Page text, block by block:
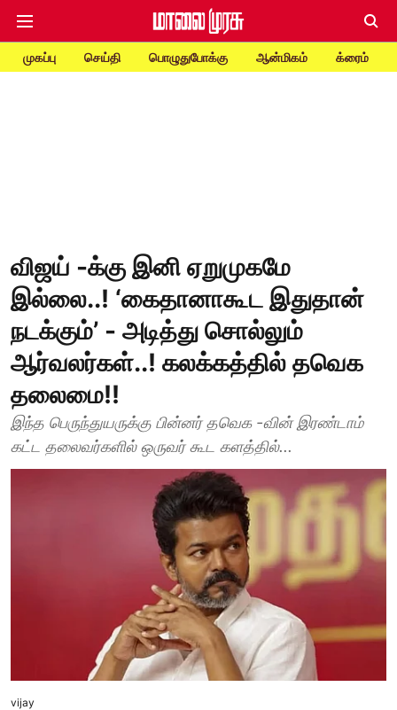
முகப்பு செய்தி பொழுதுபோக்கு ஆன்மிகம் க்ரைம்
விஜய் -க்கு இனி ஏறுமுகமே
இல்லை..! ‘கைதானாகூட இதுதான்
நடக்கும்’ - அடித்து சொல்லும்
ஆர்வலர்கள்..! கலக்கத்தில் தவெக
தலைமை!!
இந்த பெருந்துயருக்கு பின்னர் தவெக -வின் இரண்டாம்
கட்ட தலைவர்களில் ஒருவர் கூட களத்தில்...
vijay